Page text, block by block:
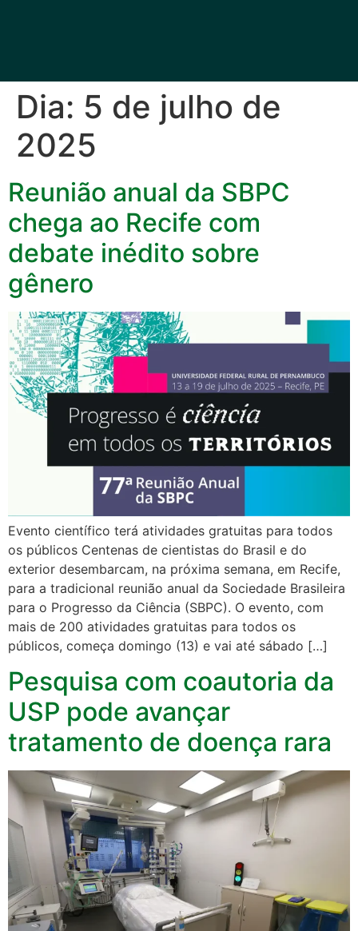
Dia: 5 de julho de
2025
Reunião anual da SBPC
chega ao Recife com
debate inédito sobre
gênero
Evento científico terá atividades gratuitas para todos
os públicos Centenas de cientistas do Brasil e do
exterior desembarcam, na próxima semana, em Recife,
para a tradicional reunião anual da Sociedade Brasileira
para o Progresso da Ciência (SBPC). O evento, com
mais de 200 atividades gratuitas para todos os
públicos, começa domingo (13) e vai até sábado […]
Pesquisa com coautoria da
USP pode avançar
tratamento de doença rara